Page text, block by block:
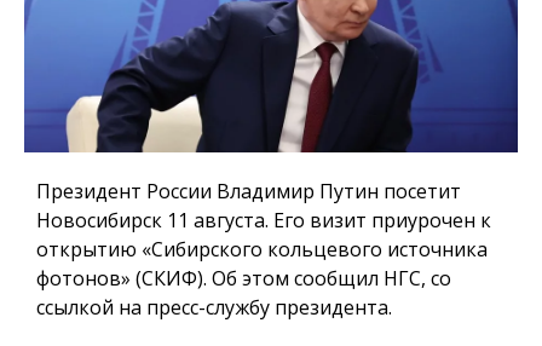
Президент России Владимир Путин посетит
Новосибирск 11 августа. Его визит приурочен к
открытию «Сибирского кольцевого источника
фотонов» (СКИФ). Об этом сообщил НГС, со
ссылкой на пресс-службу президента.